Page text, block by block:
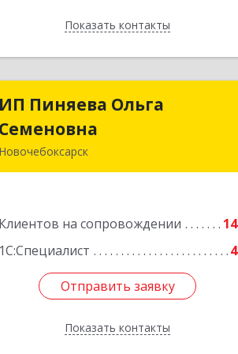
Показать контакты
Назад
ИП Пиняева Ольга
Семеновна
Новочебоксарск
Клиентов на сопровождении
14
1С:Специалист
4
Отправить заявку
Показать контакты
ИП Пиняева Ольга
кв.141
Отправить заявку
Назад